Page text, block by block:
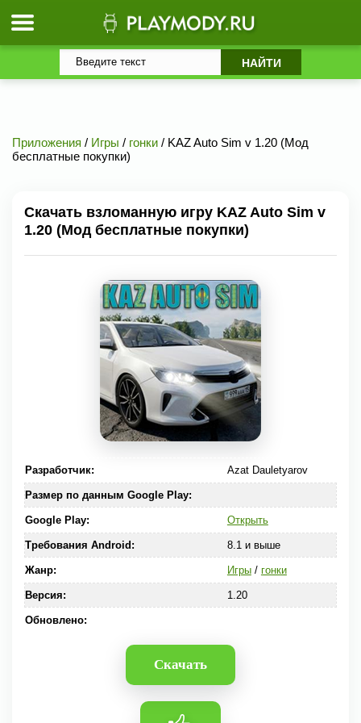
Приложения / Игры / гонки / KAZ Auto Sim v 1.20 (Мод
бесплатные покупки)
Скачать взломанную игру KAZ Auto Sim v
1.20 (Мод бесплатные покупки)
Разработчик: Azat Dauletyarov
Размер по данным Google Play:
Google Play: Открыть
Требования Android: 8.1 и выше
Жанр: Игры/ гонки
Версия: 1.20
Обновлено:
Скачать